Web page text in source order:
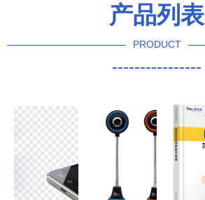
产品列表
PRODUCT
----------------